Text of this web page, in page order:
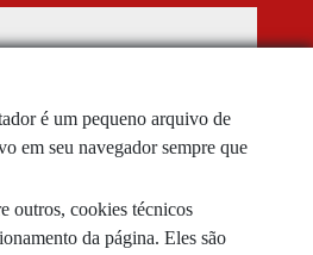
é um pequeno arquivo de
em seu navegador sempre que
outros, cookies técnicos
da página. Eles são